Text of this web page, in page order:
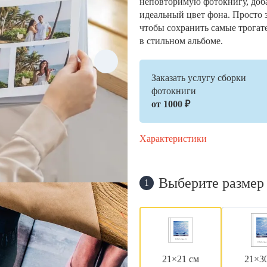
идеальный цвет фона. Просто
чтобы сохранить самые
в стильном альбоме.
Заказать услугу сборки
фотокниги
от 1000 ₽
Характеристики
1 Выберите
21×21 см